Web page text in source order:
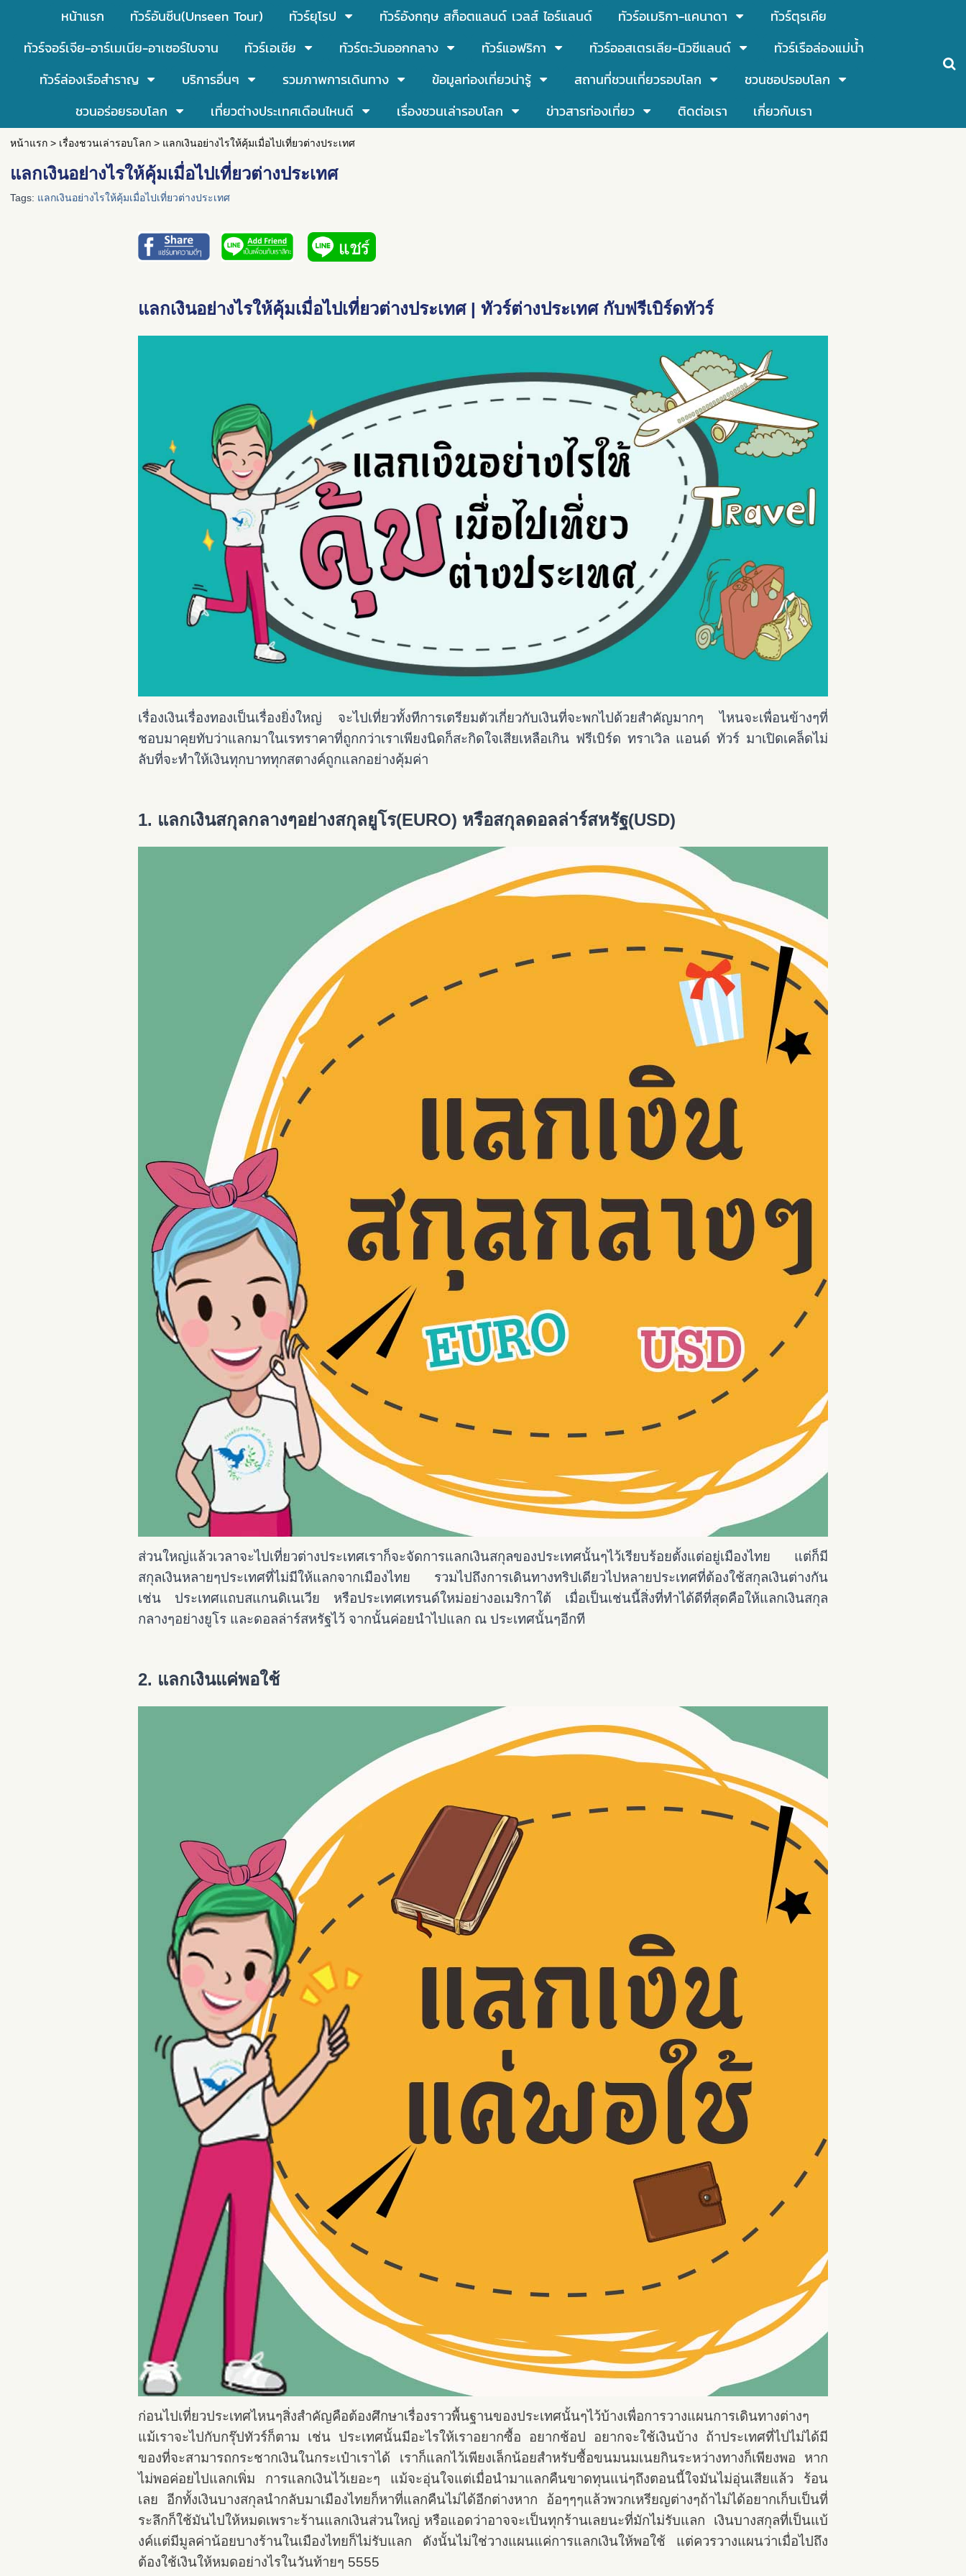
หน้าแรก ทัวร์อันซีน(Unseen Tour) ทัวร์ยุโรป ทัวร์อังกฤษ สก็อตแลนด์ เวลส์ ไอร์แลนด์ ทัวร์อเมริกา-แคนาดา
ทัวร์ตุรเคีย
ทัวร์จอร์เจีย-อาร์เมเนีย-อาเซอร์ไบจาน
ทัวร์เอเชีย ทัวร์ตะวันออกกลาง ทัวร์แอฟริกา ทัวร์ออสเตรเลีย-นิวซีแลนด์
ทัวร์เรือล่องแม่น้ำ
ทัวร์ล่องเรือสำราญ
บริการอื่นๆ รวมภาพการเดินทาง ข้อมูลท่องเที่ยวน่ารู้ สถานที่ชวนเที่ยวรอบโลก
ชวนชอปรอบโลก
ชวนอร่อยรอบโลก
เที่ยวต่างประเทศเดือนไหนดี เรื่องชวนเล่ารอบโลก ข่าวสารท่องเที่ยว ติดต่อเรา เกี่ยวกับเรา
หน้าแรก> เรื่องชวนเล่ารอบโลก> แลกเงินอย่างไรให้คุ้มเมื่อไปเที่ยวต่างประเทศ
แลกเงินอย่างไรให้คุ้มเมื่อไปเที่ยวต่างประเทศ
Tags: แลกเงินอย่างไรให้คุ้มเมื่อไปเที่ยวต่างประเทศ
แลกเงินอย่างไรให้คุ้มเมื่อไปเที่ยวต่างประเทศ | ทัวร์ต่างประเทศ กับฟรีเบิร์ดทัวร์
เรื่องเงินเรื่องทองเป็นเรื่องยิ่งใหญ่ จะไปเที่ยวทั้งทีการเตรียมตัวเกี่ยวกับเงินที่จะพกไปด้วยสำคัญมากๆ ไหนจะเพื่อนข้างๆที่
ชอบมาคุยทับว่าแลกมาในเรทราคาที่ถูกกว่าเราเพียงนิดก็สะกิดใจเสียเหลือเกิน ฟรีเบิร์ด ทราเวิล แอนด์ ทัวร์ มาเปิดเคล็ดไม่
ลับที่จะทำให้เงินทุกบาททุกสตางค์ถูกแลกอย่างคุ้มค่า
1. แลกเงินสกุลกลางๆอย่างสกุลยูโร(EURO) หรือสกุลดอลล่าร์สหรัฐ(USD)
ส่วนใหญ่แล้วเวลาจะไปเที่ยวต่างประเทศเราก็จะจัดการแลกเงินสกุลของประเทศนั้นๆไว้เรียบร้อยตั้งแต่อยู่เมืองไทย แต่ก็มี
สกุลเงินหลายๆประเทศที่ไม่มีให้แลกจากเมืองไทย รวมไปถึงการเดินทางทริปเดียวไปหลายประเทศที่ต้องใช้สกุลเงินต่างกัน
เช่น ประเทศแถบสแกนดิเนเวีย หรือประเทศเทรนด์ใหม่อย่างอเมริกาใต้ เมื่อเป็นเช่นนี้สิ่งที่ทำได้ดีที่สุดคือให้แลกเงินสกุล
กลางๆอย่างยูโร และดอลล่าร์สหรัฐไว้ จากนั้นค่อยนำไปแลก ณ ประเทศนั้นๆอีกที
2. แลกเงินแค่พอใช้
ก่อนไปเที่ยวประเทศไหนๆสิ่งสำคัญคือต้องศึกษาเรื่องราวพื้นฐานของประเทศนั้นๆไว้บ้างเพื่อการวางแผนการเดินทางต่างๆ
แม้เราจะไปกับกรุ๊ปทัวร์ก็ตาม เช่น ประเทศนั้นมีอะไรให้เราอยากซื้อ อยากช้อป อยากจะใช้เงินบ้าง ถ้าประเทศที่ไปไม่ได้มี
ของที่จะสามารถกระชากเงินในกระเป๋าเราได้ เราก็แลกไว้เพียงเล็กน้อยสำหรับซื้อขนมนมเนยกินระหว่างทางก็เพียงพอ หาก
ไม่พอค่อยไปแลกเพิ่ม การแลกเงินไว้เยอะๆ แม้จะอุ่นใจแต่เมื่อนำมาแลกคืนขาดทุนแน่ๆถึงตอนนี้ใจมันไม่อุ่นเสียแล้ว ร้อน
เลย อีกทั้งเงินบางสกุลนำกลับมาเมืองไทยก็หาที่แลกคืนไม่ได้อีกต่างหาก อ้อๆๆๆแล้วพวกเหรียญต่างๆถ้าไม่ได้อยากเก็บเป็นที่
ระลึกก็ใช้มันไปให้หมดเพราะร้านแลกเงินส่วนใหญ่ หรือแอดว่าอาจจะเป็นทุกร้านเลยนะที่มักไม่รับแลก เงินบางสกุลที่เป็นแบ้
งค์แต่มีมูลค่าน้อยบางร้านในเมืองไทยก็ไม่รับแลก ดังนั้นไม่ใช่วางแผนแค่การแลกเงินให้พอใช้ แต่ควรวางแผนว่าเมื่อไปถึง
ต้องใช้เงินให้หมดอย่างไรในวันท้ายๆ 5555